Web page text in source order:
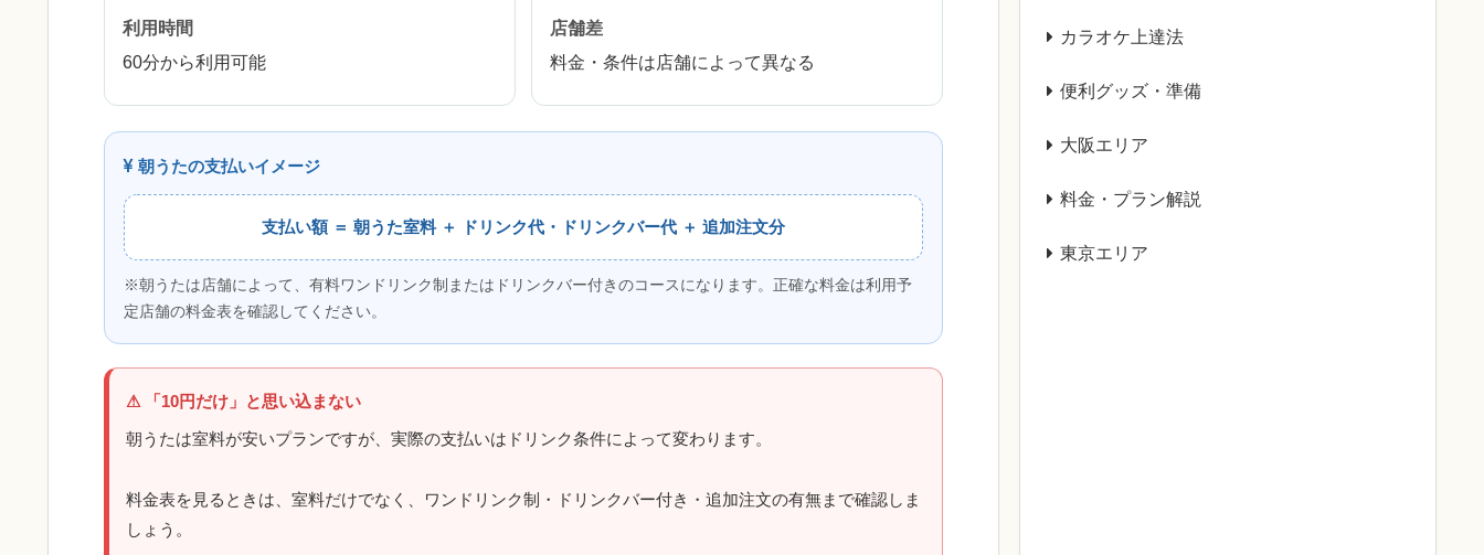
利用時間
60分から利用可能
店舗差
料金・条件は店舗によって異なる
朝うたの支払いイメージ
支払い額 ＝ 朝うた室料 ＋ ドリンク代・ドリンクバー代 ＋ 追加注文分
※朝うたは店舗によって、有料ワンドリンク制またはドリンクバー付きのコースになります。正確な料金は利用予
定店舗の料金表を確認してください。
「10円だけ」と思い込まない
朝うたは室料が安いプランですが、実際の支払いはドリンク条件によって変わります。
料金表を見るときは、室料だけでなく、ワンドリンク制・ドリンクバー付き・追加注文の有無まで確認しま
しょう。
カラオケ上達法
便利グッズ・準備
大阪エリア
料金・プラン解説
東京エリア